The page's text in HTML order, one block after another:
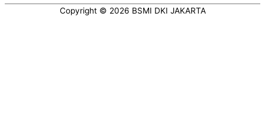
Copyright © 2026 BSMI DKI JAKARTA